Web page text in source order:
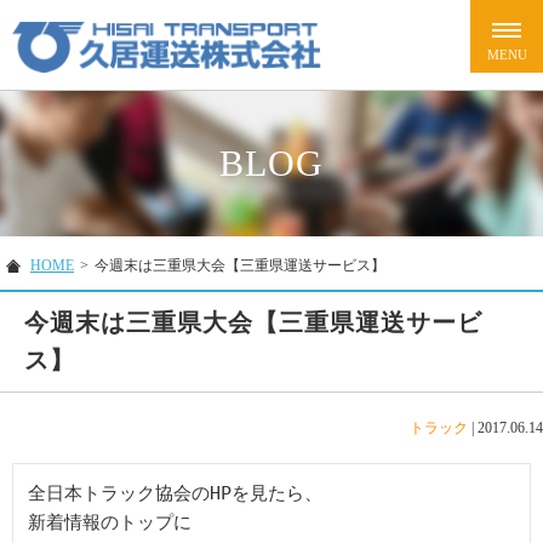
BLOG
HOME > 今週末は三重県大会【三重県運送サービス】
今週末は三重県大会【三重県運送サービ
ス】
トラック 2017.06.14
全日本トラック協会のHPを見たら、
新着情報のトップに